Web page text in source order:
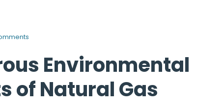
Environmental
of Natural Gas